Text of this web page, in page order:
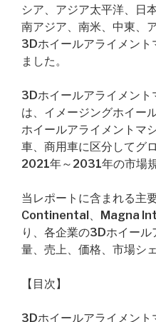
シア、アジア太平洋、日
南アジア、南米、中東、
3Dホイールアライメント
ました。
3Dホイールアライメント
は、イメージングホイー
ホイールアライメントマ
車、商用車に区分してグ
2021年～2031年の市場
当レポートに含まれる主
Continental、Magna
り、各企業の3Dホイー
量、売上、価格、市場シ
【目次】
3Dホイールアライメン